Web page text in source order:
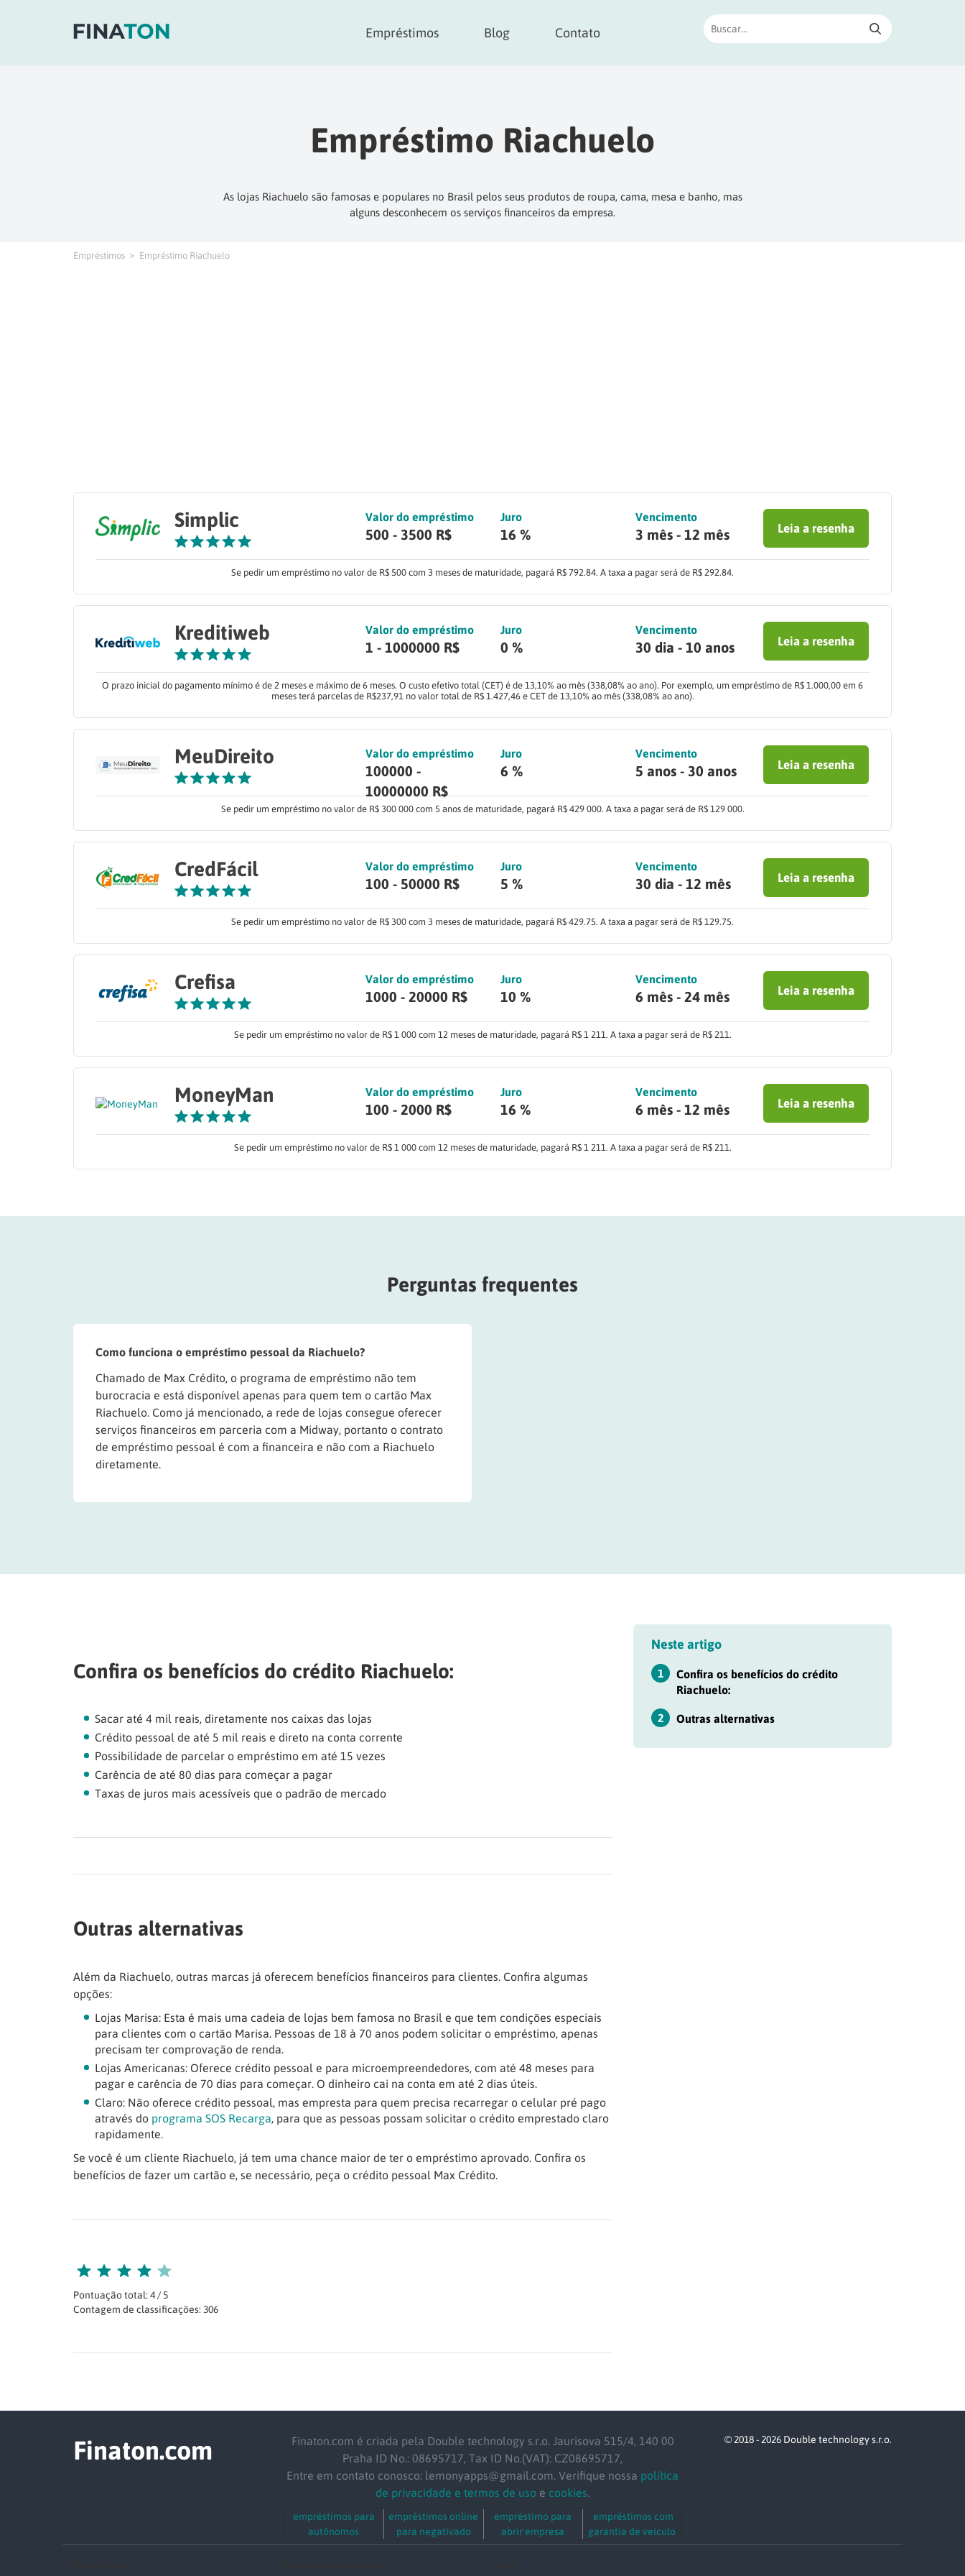
Empréstimos Blog Contato
Empréstimo Riachuelo
As lojas Riachuelo são famosas e populares no Brasil pelos seus produtos de roupa, cama, mesa e banho, mas
alguns desconhecem os serviços financeiros da empresa.
Empréstimos Empréstimo Riachuelo
Simplic Valor do empréstimo
500 - 3500 R$
Juro
16 %
Vencimento
3 mês - 12 mês Leia a resenha
Se pedir um empréstimo no valor de R$ 500 com 3 meses de maturidade, pagará R$ 792.84. A taxa a pagar será de R$ 292.84.
Kreditiweb Valor do empréstimo
1 - 1000000 R$
Juro
0 %
Vencimento
30 dia - 10 anos Leia a resenha
O prazo inicial do pagamento mínimo é de 2 meses e máximo de 6 meses. O custo efetivo total (CET) é de 13,10% ao mês (338,08% ao ano). Por exemplo, um empréstimo de R$ 1.000,00 em 6
meses terá parcelas de R$237,91 no valor total de R$ 1.427,46 e CET de 13,10% ao mês (338,08% ao ano).
MeuDireito Valor do empréstimo
100000 -
10000000 R$
Juro
6 %
Vencimento
5 anos - 30 anos Leia a resenha
Se pedir um empréstimo no valor de R$ 300 000 com 5 anos de maturidade, pagará R$ 429 000. A taxa a pagar será de R$ 129 000.
CredFácil Valor do empréstimo
100 - 50000 R$
Juro
5 %
Vencimento
30 dia - 12 mês Leia a resenha
Se pedir um empréstimo no valor de R$ 300 com 3 meses de maturidade, pagará R$ 429.75. A taxa a pagar será de R$ 129.75.
Crefisa Valor do empréstimo
1000 - 20000 R$
Juro
10 %
Vencimento
6 mês - 24 mês Leia a resenha
Se pedir um empréstimo no valor de R$ 1 000 com 12 meses de maturidade, pagará R$ 1 211. A taxa a pagar será de R$ 211.
MoneyMan Valor do empréstimo
100 - 2000 R$
Juro
16 %
Vencimento
6 mês - 12 mês Leia a resenha
Se pedir um empréstimo no valor de R$ 1 000 com 12 meses de maturidade, pagará R$ 1 211. A taxa a pagar será de R$ 211.
Perguntas frequentes
Como funciona o empréstimo pessoal da Riachuelo?
Chamado de Max Crédito, o programa de empréstimo não tem
burocracia e está disponível apenas para quem tem o cartão Max
Riachuelo. Como já mencionado, a rede de lojas consegue oferecer
serviços financeiros em parceria com a Midway, portanto o contrato
de empréstimo pessoal é com a financeira e não com a Riachuelo
diretamente.
Neste artigo
1
Confira os benefícios do crédito
Riachuelo:
2 Outras alternativas
Confira os benefícios do crédito Riachuelo:
Sacar até 4 mil reais, diretamente nos caixas das lojas
Crédito pessoal de até 5 mil reais e direto na conta corrente
Possibilidade de parcelar o empréstimo em até 15 vezes
Carência de até 80 dias para começar a pagar
Taxas de juros mais acessíveis que o padrão de mercado
Outras alternativas
Além da Riachuelo, outras marcas já oferecem benefícios financeiros para clientes. Confira algumas
opções:
Lojas Marisa: Esta é mais uma cadeia de lojas bem famosa no Brasil e que tem condições especiais
para clientes com o cartão Marisa. Pessoas de 18 à 70 anos podem solicitar o empréstimo, apenas
precisam ter comprovação de renda.
Lojas Americanas: Oferece crédito pessoal e para microempreendedores, com até 48 meses para
pagar e carência de 70 dias para começar. O dinheiro cai na conta em até 2 dias úteis.
Claro: Não oferece crédito pessoal, mas empresta para quem precisa recarregar o celular pré pago
através do programa SOS Recarga, para que as pessoas possam solicitar o crédito emprestado claro
rapidamente.
Se você é um cliente Riachuelo, já tem uma chance maior de ter o empréstimo aprovado. Confira os
benefícios de fazer um cartão e, se necessário, peça o crédito pessoal Max Crédito.
Pontuação total: 4 / 5
Contagem de classificações: 306
Finaton.com
Finaton.com é criada pela Double technology s.r.o. Jaurisova 515/4, 140 00
Praha ID No.: 08695717, Tax ID No.(VAT): CZ08695717,
Entre em contato conosco: lemonyapps@gmail.com. Verifique nossa política
de privacidade e termos de uso e cookies.
empréstimos para
autônomos
empréstimos online
para negativado
empréstimo para
abrir empresa
empréstimos com
garantia de veículo
© 2018 - 2026 Double technology s.r.o.